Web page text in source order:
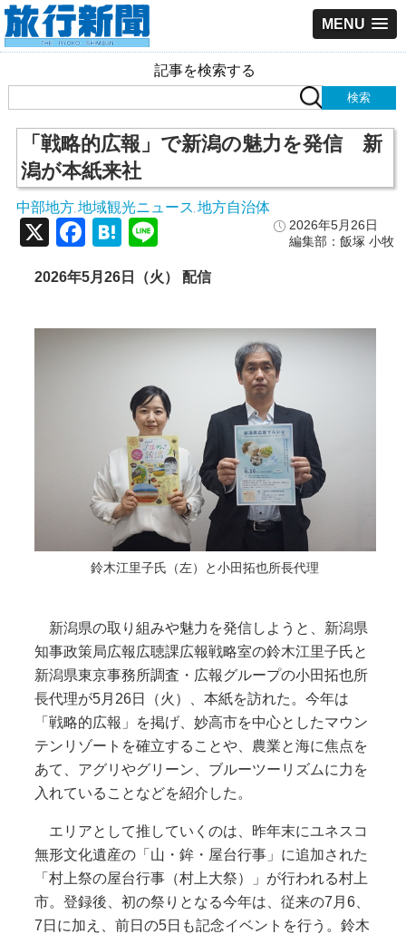
MENU
記事を検索する
「戦略的広報」で新潟の魅力を発信 新
潟が本紙来社
中部地方 地域観光ニュース 地方自治体
2026年5月26日
編集部：飯塚 小牧
X Facebook
Hatena
2026年5月26日（火） 配信
鈴木江里子氏（左）と小田拓也所長代理
新潟県の取り組みや魅力を発信しようと、新潟県
知事政策局広報広聴課広報戦略室の鈴木江里子氏と
新潟県東京事務所調査・広報グループの小田拓也所
長代理が5月26日（火）、本紙を訪れた。今年は
「戦略的広報」を掲げ、妙高市を中心としたマウン
テンリゾートを確立することや、農業と海に焦点を
あて、アグリやグリーン、ブルーツーリズムに力を
入れていることなどを紹介した。
エリアとして推していくのは、昨年末にユネスコ
無形文化遺産の「山・鉾・屋台行事」に追加された
「村上祭の屋台行事（村上大祭）」が行われる村上
市。登録後、初の祭りとなる今年は、従来の7月6、
7日に加え、前日の5日も記念イベントを行う。鈴木